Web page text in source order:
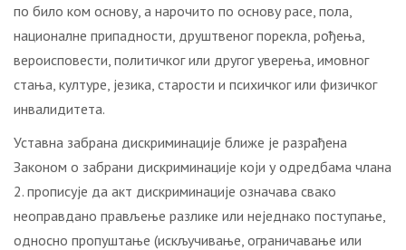
по било ком основу, а нарочито по основу расе, пола,
националне припадности, друштвеног порекла, рођења,
вероисповести, политичког или другог уверења, имовног
стања, културе, језика, старости и психичког или физичког
инвалидитета.
Уставна забрана дискриминације ближе је разрађена
Законом о забрани дискриминације који у одредбама члана
2. прописује да акт дискриминације означава свако
неоправдано прављење разлике или неједнако поступање,
односно пропуштање (искључивање, ограничавање или